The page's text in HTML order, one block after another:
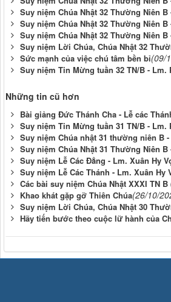
Suy niệm Chúa Nhật 32 Thường Niên
Suy niệm Chúa Nhật 32 Thường Niên
Suy niệm Chúa Nhật 32 Thường Niên B
Suy niệm Lời Chúa, Chúa Nhật 32
Sức mạnh của việc chú tâm bền bỉ(09/
Suy niệm Tin Mừng tuần 32 TN/B - Lm.
Những tin cũ hơn
Bài giảng Đức Thánh Cha - Lễ các
Suy niệm Tin Mừng tuần 31 TN/B - Lm.
Suy niệm Chúa nhật 31 thường niên B
Suy niệm Chúa Nhật 31 Thường Niên B
Suy niệm Lễ Các Đẳng - Lm. Xuân Hy
Suy niệm Lễ Các Thánh - Lm. Xuân Hy
Các bài suy niệm Chúa Nhật XXXI TN
Khao khát gặp gỡ Thiên Chúa(26/10/
Suy niệm Lời Chúa, Chúa Nhật 30
Hãy tiến bước theo cuộc lữ hành của